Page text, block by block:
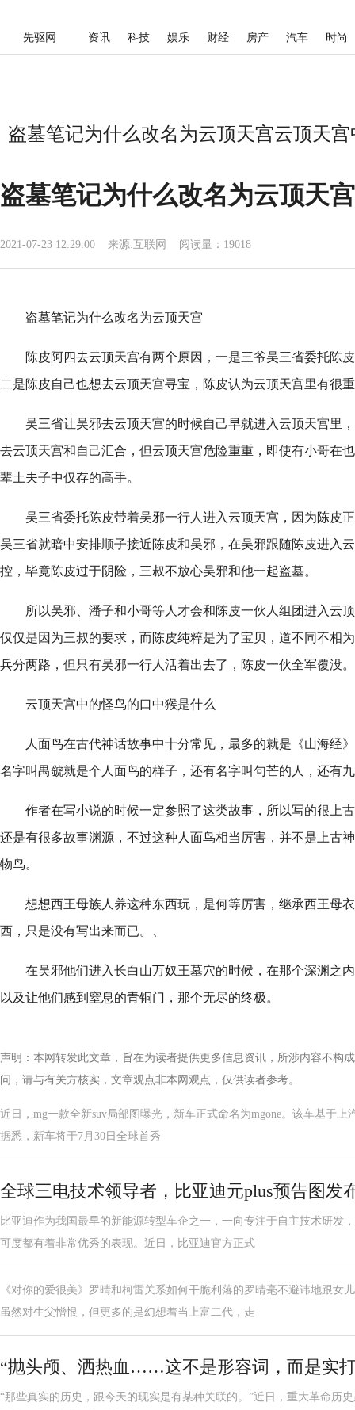
先驱网 资讯 科技 娱乐 财经 房产 汽车 时尚
盗墓笔记为什么改名为云顶天宫云顶天
盗墓笔记为什么改名为云顶天
2021-07-23 12:29:00 来源:互联网 阅读量：19018
盗墓笔记为什么改名为云顶天宫
陈皮阿四去云顶天宫有两个原因，一是三爷吴三省委托陈
二是陈皮自己也想去云顶天宫寻宝，陈皮认为云顶天宫里有很
吴三省让吴邪去云顶天宫的时候自己早就进入云顶天宫里
去云顶天宫和自己汇合，但云顶天宫危险重重，即使有小哥在
辈土夫子中仅存的高手。
吴三省委托陈皮带着吴邪一行人进入云顶天宫，因为陈皮
吴三省就暗中安排顺子接近陈皮和吴邪，在吴邪跟随陈皮进入
控，毕竟陈皮过于阴险，三叔不放心吴邪和他一起盗墓。
所以吴邪、潘子和小哥等人才会和陈皮一伙人组团进入云
仅仅是因为三叔的要求，而陈皮纯粹是为了宝贝，道不同不相
兵分两路，但只有吴邪一行人活着出去了，陈皮一伙全军覆没。
云顶天宫中的怪鸟的口中猴是什么
人面鸟在古代神话故事中十分常见，最多的就是《山海经
名字叫禺虢就是个人面鸟的样子，还有名字叫句芒的人，还有
作者在写小说的时候一定参照了这类故事，所以写的很上
还是有很多故事渊源，不过这种人面鸟相当厉害，并不是上古
物鸟。
想想西王母族人养这种东西玩，是何等厉害，继承西王母
西，只是没有写出来而已。、
在吴邪他们进入长白山万奴王墓穴的时候，在那个深渊之
以及让他们感到窒息的青铜门，那个无尽的终极。
声明：本网转发此文章，旨在为读者提供更多信息资讯，所涉内容不构
问，请与有关方核实，文章观点非本网观点，仅供读者参考。
近日，mg一款全新suv局部图曝光，新车正式命名为mgone。该车基于上
据悉，新车将于7月30日全球首秀
全球三电技术领导者，比亚迪元plus预告图发
比亚迪作为我国最早的新能源转型车企之一，一向专注于自主技术研发
可度都有着非常优秀的表现。近日，比亚迪官方正式
《对你的爱很美》罗晴和柯雷关系如何干脆利落的罗晴毫不避讳地跟女
虽然对生父憎恨，但更多的是幻想着当上富二代，走
“抛头颅、洒热血……这不是形容词，而是实
“那些真实的历史，跟今天的现实是有某种关联的。”近日，重大革命历